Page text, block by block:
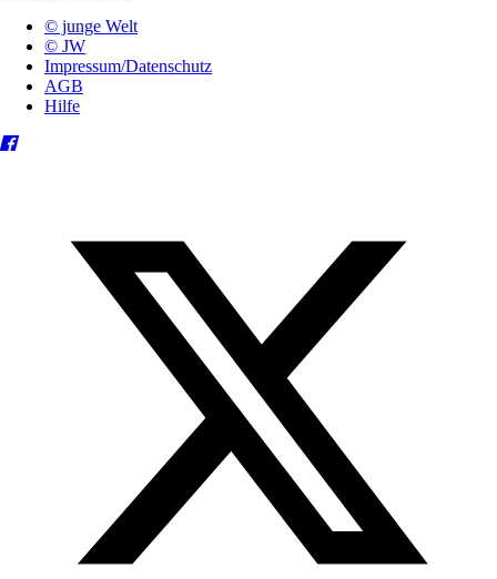
© junge Welt
© JW
Impressum/Datenschutz
AGB
Hilfe